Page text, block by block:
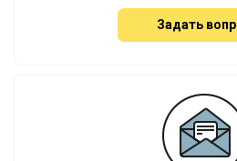
Задать